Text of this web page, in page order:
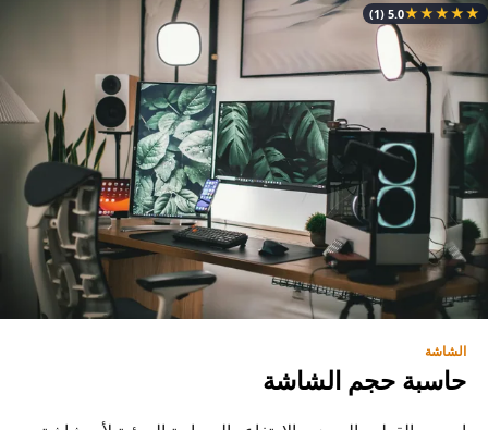
★
★
★
★
★
5.0
(1)
الشاشة
حاسبة حجم الشاشة